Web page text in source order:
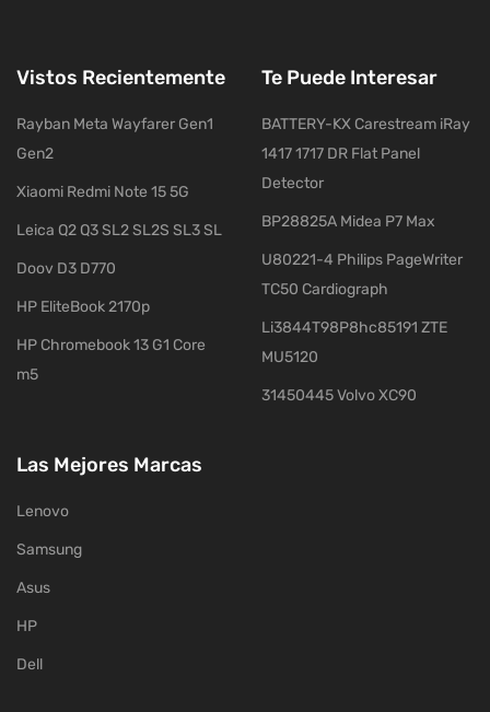
Vistos Recientemente
Rayban Meta Wayfarer Gen1
Gen2
Xiaomi Redmi Note 15 5G
Leica Q2 Q3 SL2 SL2S SL3 SL
Doov D3 D770
HP EliteBook 2170p
HP Chromebook 13 G1 Core
m5
Te Puede Interesar
BATTERY-KX Carestream iRay
1417 1717 DR Flat Panel
Detector
BP28825A Midea P7 Max
U80221-4 Philips PageWriter
TC50 Cardiograph
Li3844T98P8hc85191 ZTE
MU5120
31450445 Volvo XC90
Las Mejores Marcas
Lenovo
Samsung
Asus
HP
Dell